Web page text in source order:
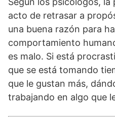
acto de retrasar a
una buena razón para
comportamiento
es malo. Si está
que se está tomando
que le gustan más,
trabajando en algo que